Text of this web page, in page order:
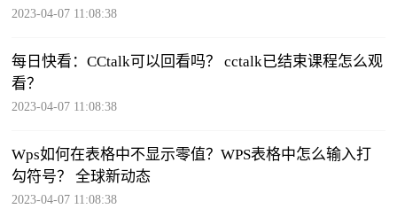
2023-04-07 11:08:38
每日快看：CCtalk可以回看吗？ cctalk已结束课程怎么观
看？
2023-04-07 11:08:38
Wps如何在表格中不显示零值？WPS表格中怎么输入打
勾符号？ 全球新动态
2023-04-07 11:08:38